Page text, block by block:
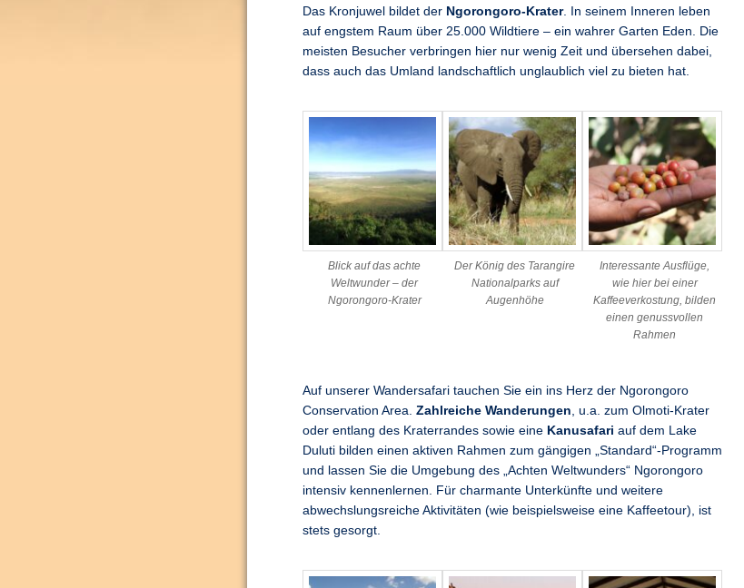
Das Kronjuwel bildet der Ngorongoro-Krater. In seinem Inneren leben
auf engstem Raum über 25.000 Wildtiere – ein wahrer Garten Eden. Die
meisten Besucher verbringen hier nur wenig Zeit und übersehen dabei,
dass auch das Umland landschaftlich unglaublich viel zu bieten hat.
Blick auf das achte
Weltwunder – der
Ngorongoro-Krater
Der König des Tarangire
Nationalparks auf
Augenhöhe
Interessante Ausflüge,
wie hier bei einer
Kaffeeverkostung, bilden
einen genussvollen
Rahmen
Auf unserer Wandersafari tauchen Sie ein ins Herz der Ngorongoro
Conservation Area. Zahlreiche Wanderungen, u.a. zum Olmoti-Krater
oder entlang des Kraterrandes sowie eine Kanusafari auf dem Lake
Duluti bilden einen aktiven Rahmen zum gängigen „Standard“-Programm
und lassen Sie die Umgebung des „Achten Weltwunders“ Ngorongoro
intensiv kennenlernen. Für charmante Unterkünfte und weitere
abwechslungsreiche Aktivitäten (wie beispielsweise eine Kaffeetour), ist
stets gesorgt.